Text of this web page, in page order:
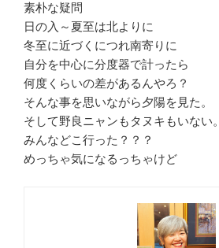
素朴な疑問
日の入～夏至は北よりに
冬至に近づくにつれ南寄りに
自分を中心に分度器で計ったら
何度くらいの差があるんやろ？
そんな事を思いながら夕陽を見た。
そして野良ニャンもタヌキもいない。
みんなどこ行った？？？
めっちゃ気になるっちゃけど